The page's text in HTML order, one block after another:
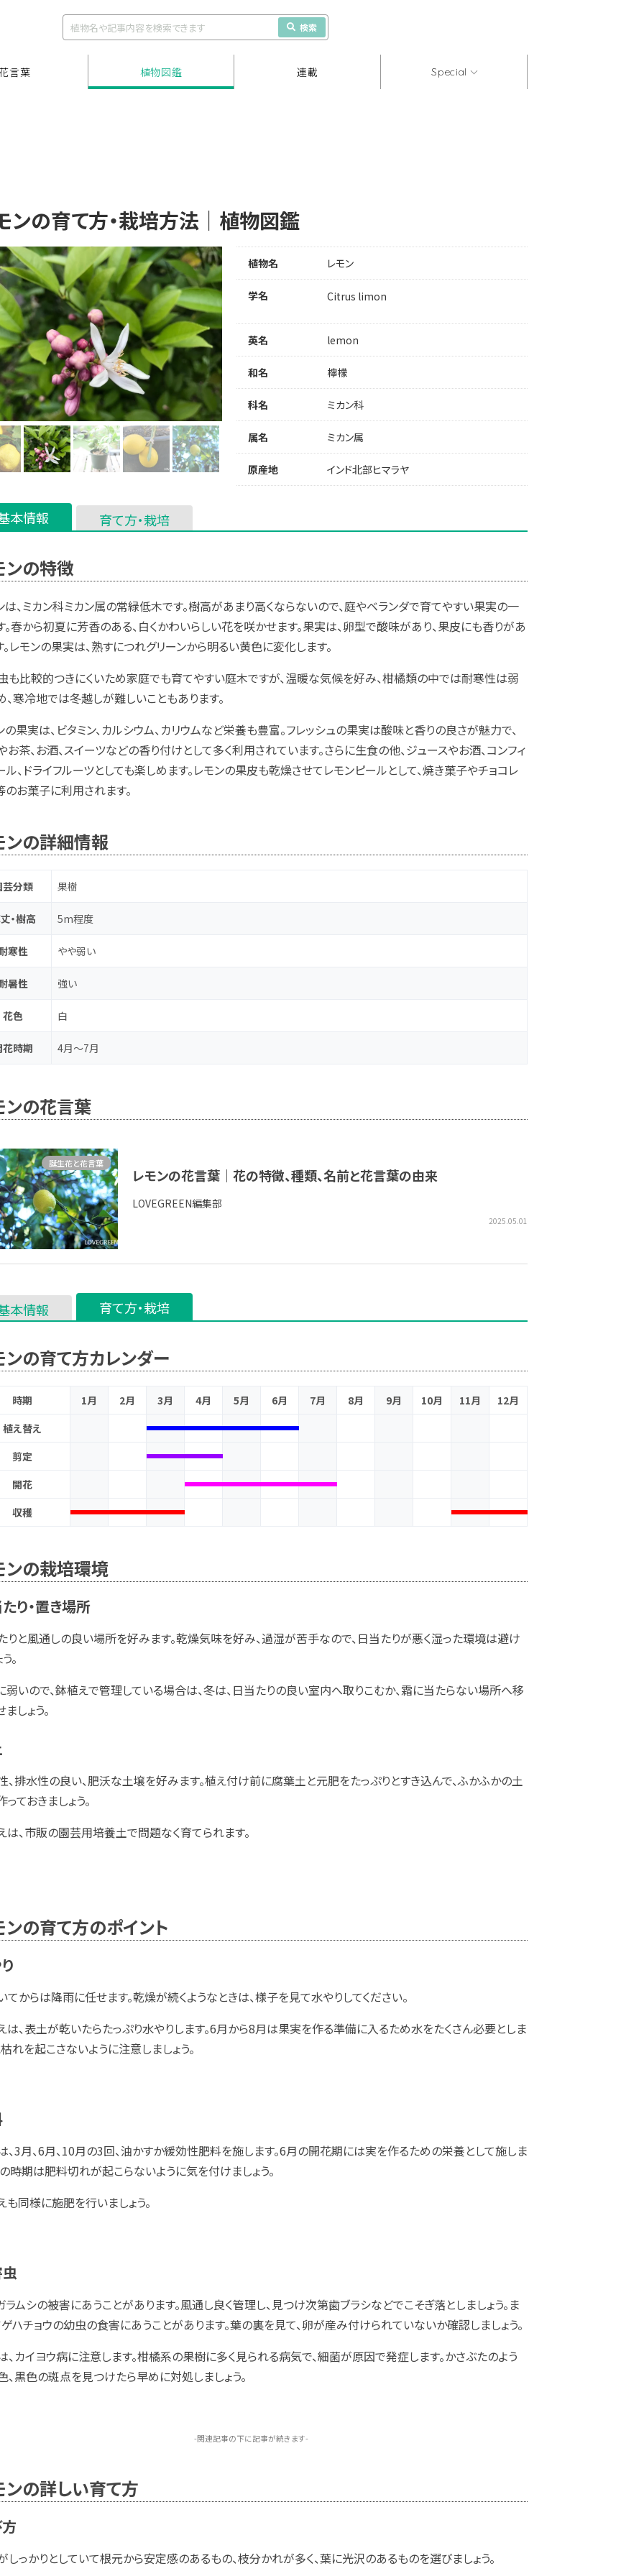
検索
言葉 植物図鑑 連載 Special
ンの育て方・栽培方法｜植物図鑑
植物名 レモン
学名 Citrus limon
英名 lemon
和名 檸檬
科名 ミカン科
属名 ミカン属
原産地 インド北部ヒマラヤ
本情報 育て方・栽培
ンの特徴
は、ミカン科ミカン属の常緑低木です。樹高があまり高くならないので、庭やベランダで育てやすい果実の一
。春から初夏に芳香のある、白くかわいらしい花を咲かせます。果実は、卵型で酸味があり、果皮にも香りがあ
。レモンの果実は、熟すにつれグリーンから明るい黄色に変化します。
も比較的つきにくいため家庭でも育てやすい庭木ですが、温暖な気候を好み、柑橘類の中では耐寒性は弱
、寒冷地では冬越しが難しいこともあります。
の果実は、ビタミン、カルシウム、カリウムなど栄養も豊富。フレッシュの果実は酸味と香りの良さが魅力で、
お茶、お酒、スイーツなどの香り付けとして多く利用されています。さらに生食の他、ジュースやお酒、コンフィ
ル、ドライフルーツとしても楽しめます。レモンの果皮も乾燥させてレモンピールとして、焼き菓子やチョコレ
のお菓子に利用されます。
ンの詳細情報
芸分類 果樹
・樹高 5m程度
寒性 やや弱い
暑性 強い
花色 白
花時期 4月～7月
ンの花言葉
レモンの花言葉｜花の特徴、種類、名前と花言葉の由来
LOVEGREEN編集部
2025.05.01
誕生花と花言葉
本情報 育て方・栽培
ンの育て方カレンダー
時期 1月 2月 3月 4月 5月 6月 7月 8月 9月 10月 11月
12月
植え替え
剪定
開花
収穫
ンの栽培環境
り・置き場所
りと風通しの良い場所を好みます。乾燥気味を好み、過湿が苦手なので、日当たりが悪く湿った環境は避け
。
弱いので、鉢植えで管理している場合は、冬は、日当たりの良い室内へ取りこむか、霜に当たらない場所へ移
しょう。
、排水性の良い、肥沃な土壌を好みます。植え付け前に腐葉土と元肥をたっぷりとすき込んで、ふかふかの土
ておきましょう。
は、市販の園芸用培養土で問題なく育てられます。
ンの育て方のポイント
てからは降雨に任せます。乾燥が続くようなときは、様子を見て水やりしてください。
は、表土が乾いたらたっぷり水やりします。6月から8月は果実を作る準備に入るため水をたくさん必要としま
枯れを起こさないように注意しましょう。
、3月、6月、10月の3回、油かすか緩効性肥料を施します。6月の開花期には実を作るための栄養として施しま
の時期は肥料切れが起こらないように気を付けましょう。
も同様に施肥を行いましょう。
ラムシの被害にあうことがあります。風通し良く管理し、見つけ次第歯ブラシなどでこそぎ落としましょう。ま
ゲハチョウの幼虫の食害にあうことがあります。葉の裏を見て、卵が産み付けられていないか確認しましょう。
、カイヨウ病に注意します。柑橘系の果樹に多く見られる病気で、細菌が原因で発症します。かさぶたのよう
、黒色の斑点を見つけたら早めに対処しましょう。
-関連記事の下に記事が続きます-
ンの詳しい育て方
しっかりとしていて根元から安定感のあるもの、枝分かれが多く、葉に光沢のあるものを選びましょう。